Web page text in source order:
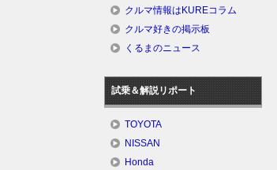
クルマ情報はKUREコラム
クルマ好きの掲示板
くるまのニュース
試乗＆解説リポート
TOYOTA
NISSAN
Honda